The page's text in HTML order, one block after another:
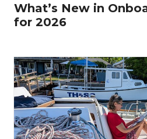
What’s New in
for 2026